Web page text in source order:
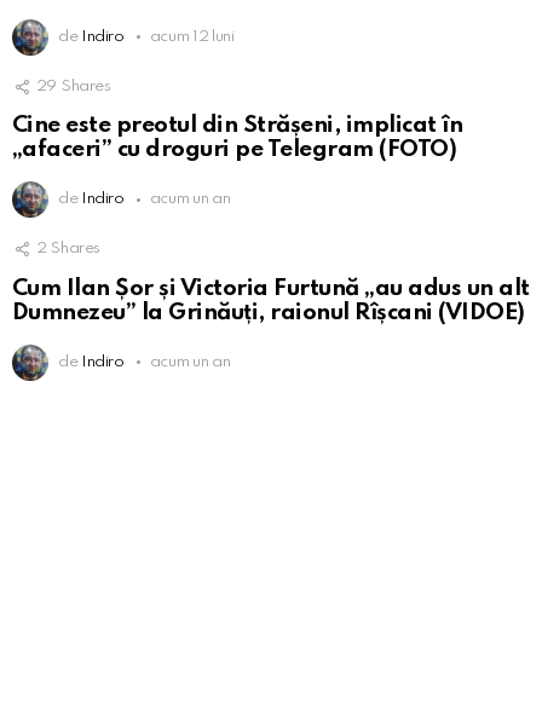
de Indiro acum 12 luni
29 Shares
Cine este preotul din Strășeni, implicat în
„afaceri” cu droguri pe Telegram (FOTO)
de Indiro acum un an
2 Shares
Cum Ilan Șor și Victoria Furtună „au adus un alt
Dumnezeu” la Grinăuți, raionul Rîșcani (VIDOE)
de Indiro acum un an